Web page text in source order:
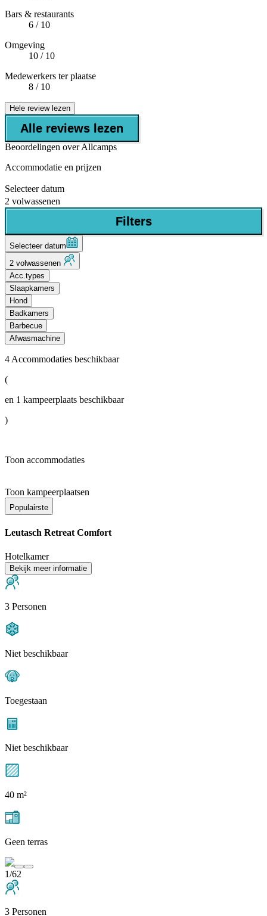
Bars & restaurants
6 / 10
Omgeving
10 / 10
Medewerkers ter plaatse
8 / 10
Hele review lezen
Alle reviews lezen
Beoordelingen over Allcamps
Accommodatie en prijzen
Selecteer datum
2 volwassenen
Filters
Selecteer datum
2 volwassenen
Acc.types
Slaapkamers
Hond
Badkamers
Barbecue
Afwasmachine
4 Accommodaties beschikbaar
(
en 1 kampeerplaats beschikbaar
)
Toon accommodaties
Toon kampeerplaatsen
Populairste
Leutasch Retreat Comfort
Hotelkamer
Bekijk meer informatie
3 Personen
Niet beschikbaar
Toegestaan
Niet beschikbaar
40 m²
Geen terras
1/62
3 Personen